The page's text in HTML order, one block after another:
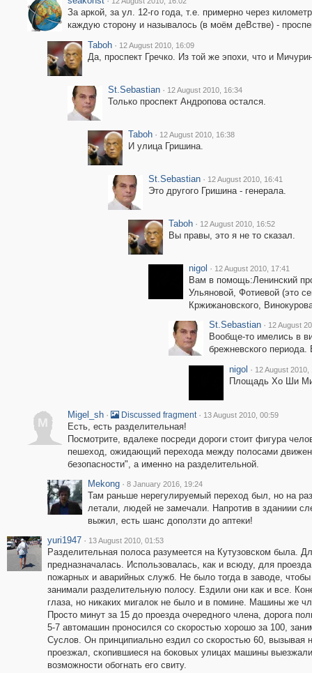
За аркой, за ул. 12-го года, т.е. примерно через
каждую сторону и называлось (в моём деВстве) -
Taboh · 12 August 2010, 16:09
Да, проспект Гречко. Из той же эпохи, что и
St.Sebastian · 12 August 2010, 16:34
Только проспект Андропова остался.
Taboh · 12 August 2010, 16:38
И улица Гришина.
St.Sebastian · 12 August 2010, 16:41
Это другого Гришина - генерала.
Taboh · 12 August 2010, 16:52
Вы правы, это я не то сказал.
nigol · 12 August 2010, 17:41
Вам в помощь:Ленинский
Ульяновой, Фотиевой (это
Кржижановского,
St.Sebastian · 12 August
Вообще-то имелись в
брежневского
nigol · 12 August 2010,
Площадь Хо Ши
M
Migel_sh · Discussed fragment · 13 August 2010, 00:59
Есть, есть разделительная!
Посмотрите, вдалеке посреди дороги стоит фигура
пешеход, ожидающий перехода между полосами
безопасности", а именно на разделительной.
Mekong · 8 January 2016, 19:24
Там раньше нерегулируемый переход был, но на
летали, людей не замечали. Напротив в зданиии
выжил, есть шанс доползти до аптеки!
yuri1947 · 13 August 2010, 01:53
Разделительная полоса разумеется на Кутузовском была.
предназначалась. Использовалась, как и всюду, для
пожарных и аварийных служб. Не было тогда в заводе,
занимали разделительную полосу. Ездили они как и все.
глаза, но никаких мигалок не было и в помине. Машины же
Просто минут за 15 до проезда очередного члена, дорога
5-7 автомашин проносился со скоростью хорошо за 100,
Суслов. Он принципиально ездил со скоростью 60, вызывая
проезжал, скопившиеся на боковых улицах машины
возможности обогнать его свиту.